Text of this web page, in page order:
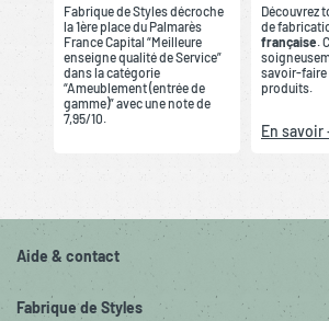
Fabrique de Styles décroche
la 1ère place du Palmarès
France Capital “Meilleure
enseigne qualité de Service”
dans la catégorie
“Ameublement (entrée de
gamme)” avec une note de
7,95/10.
Découvrez
de
française.
savoir-faire
produits.
En savoir
Aide & contact
Fabrique de Styles